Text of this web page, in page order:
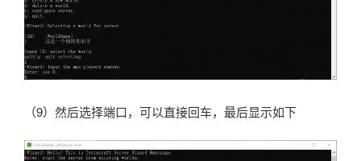
（9）然后选择端口，可以直接回车，最后显示如下